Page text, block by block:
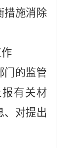
措施消除
门的监管
有关材
、对提出